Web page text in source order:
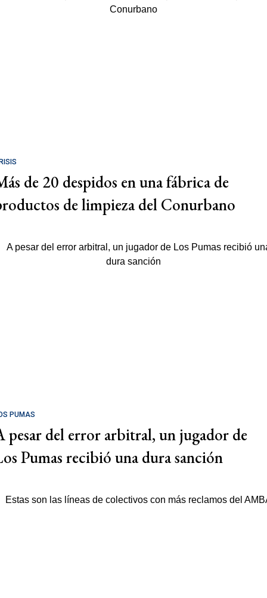
de 20 despidos en una fábrica de
de limpieza del Conurbano
PUMAS
pesar del error arbitral, un jugador de
Pumas recibió una dura sanción